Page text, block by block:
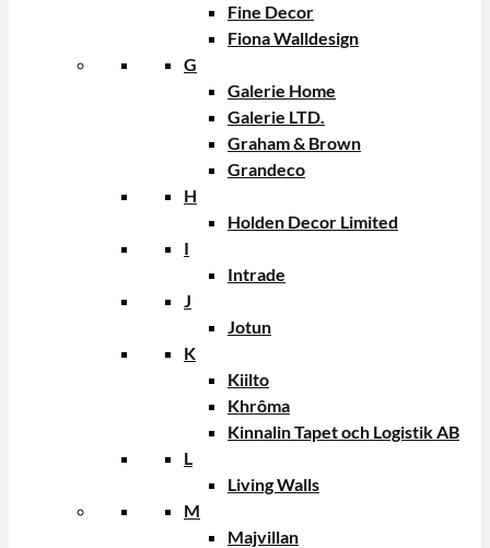
Fine Decor
Fiona Walldesign
G
Galerie Home
Galerie LTD.
Graham & Brown
Grandeco
H
Holden Decor Limited
I
Intrade
J
Jotun
K
Kiilto
Khrôma
Kinnalin Tapet och Logistik AB
L
Living Walls
M
Majvillan